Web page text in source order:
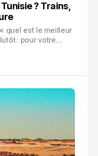
? Trains,
quel est le meilleur
: pour votre